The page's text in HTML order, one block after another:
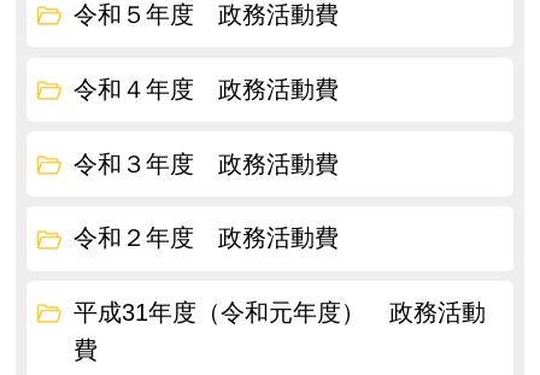
令和５年度 政務活動費
令和４年度 政務活動費
令和３年度 政務活動費
令和２年度 政務活動費
平成31年度（令和元年度） 政務活動
費